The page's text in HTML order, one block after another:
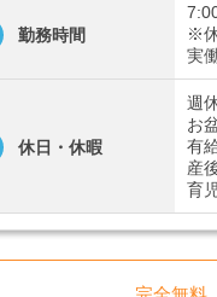
勤務時間
※
実
休日・休暇
週
お
有
産
育